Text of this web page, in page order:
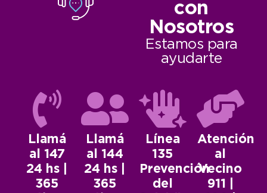
con
Nosotros
Estamos para
ayudarte
Llamá
al 147
24 hs |
365
Llamá
al 144
24 hs |
365
Línea
135
Prevención
del
Atención
al
Vecino
911 |